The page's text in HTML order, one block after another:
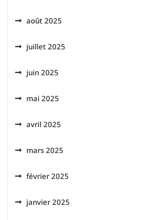
août 2025
juillet 2025
juin 2025
mai 2025
avril 2025
mars 2025
février 2025
janvier 2025